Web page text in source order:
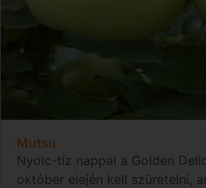
Mutsu
Nyolc-tíz nappal a Golden
október elején kell szüretelni,